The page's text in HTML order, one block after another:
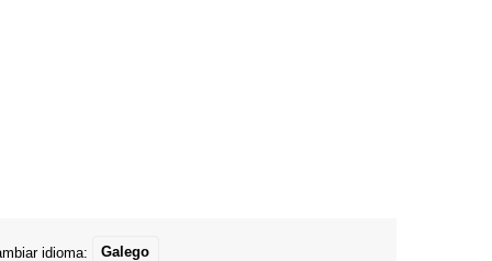
idioma: Galego